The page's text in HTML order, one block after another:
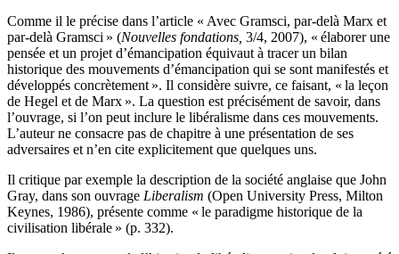
Comme il le précise dans l’article « Avec Gramsci, par-delà Marx et
par-delà Gramsci » (Nouvelles fondations, 3/4, 2007), « élaborer une
pensée et un projet d’émancipation équivaut à tracer un bilan
historique des mouvements d’émancipation qui se sont manifestés et
développés concrètement ». Il considère suivre, ce faisant, « la leçon
de Hegel et de Marx ». La question est précisément de savoir, dans
l’ouvrage, si l’on peut inclure le libéralisme dans ces mouvements.
L’auteur ne consacre pas de chapitre à une présentation de ses
adversaires et n’en cite explicitement que quelques uns.
Il critique par exemple la description de la société anglaise que John
Gray, dans son ouvrage Liberalism (Open University Press, Milton
Keynes, 1986), présente comme « le paradigme historique de la
civilisation libérale » (p. 332).